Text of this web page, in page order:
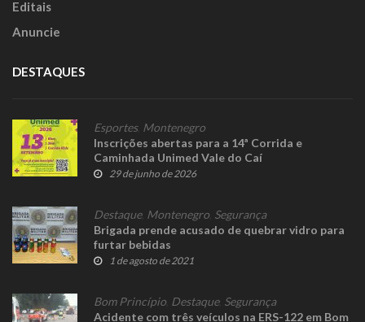
Editais
Anuncie
DESTAQUES
Esportes, Montenegro
Inscrições abertas para a 14ª Corrida e
Caminhada Unimed Vale do Caí
29 de junho de 2026
Destaque, Montenegro Segurança
Brigada prende acusado de quebrar vidro para
furtar bebidas
1 de agosto de 2021
Bom Princípio Destaque, Segurança
Acidente com três veículos na ERS-122 em Bom